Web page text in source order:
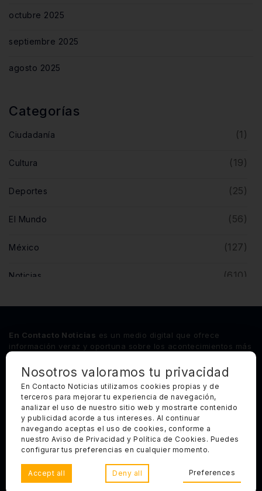
octubre 2025
septiembre 2025
agosto 2025
Categorías
Ciudadanía (1)
Cultura (19)
Deportes (25)
El Mundo (56)
México (127)
Noticias (610)
(5)
Querétaro
En Contacto Noticias es un medio digital que ofrece
información veraz y oportuna sobre los acontecimientos más
principales sucesos nacionales e internacionales.
Síguenos
Categorías Principales
Otros Enlaces
Copyright 2025, Todos los derechos reservados. En Contacto
Noticias
Nosotros valoramos tu privacidad
En Contacto Noticias utilizamos cookies propias y de
terceros para mejorar tu experiencia de navegación,
analizar el uso de nuestro sitio web y mostrarte contenido
y publicidad acorde a tus intereses. Al continuar
navegando aceptas el uso de cookies, conforme a
nuestro Aviso de Privacidad y Política de Cookies. Puedes
configurar tus preferencias en cualquier momento.
Accept all Deny all Preferences